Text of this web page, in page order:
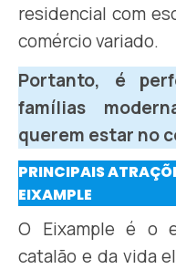
residencial com
comércio variado.
Portanto, é
famílias
querem estar no
PRINCIPAIS
EIXAMPLE
O Eixample é o
catalão e da vida